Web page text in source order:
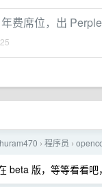
费席位，出
› 程序员 ›
beta 版，等等看看吧